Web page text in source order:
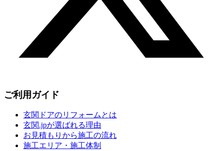
ご利用ガイド
玄関ドアのリフォームとは
玄関.jpが選ばれる理由
お見積もりから施工の流れ
施工エリア・施工体制